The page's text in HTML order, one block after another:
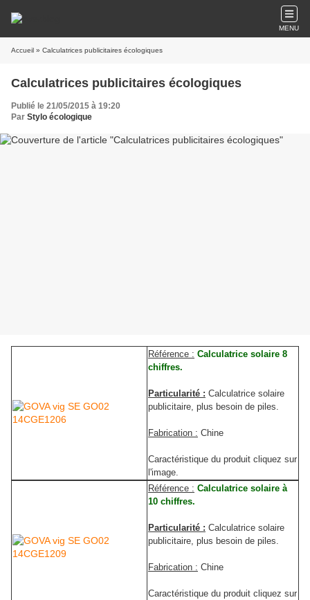
MENU
Accueil » Calculatrices publicitaires écologiques
Calculatrices publicitaires écologiques
Publié le 21/05/2015 à 19:20
Par Stylo écologique
Référence : Calculatrice solaire 8
chiffres.
Particularité : Calculatrice solaire
publicitaire, plus besoin de piles.
Fabrication : Chine
Caractéristique du produit cliquez sur
l'image.
Référence : Calculatrice solaire à
10 chiffres.
Particularité : Calculatrice solaire
publicitaire, plus besoin de piles.
Fabrication : Chine
Caractéristique du produit cliquez sur